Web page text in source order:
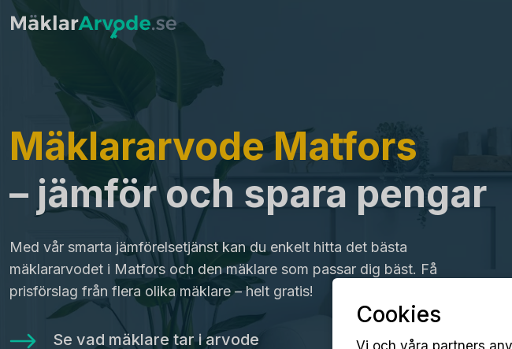
Mäklararvode Matfors
– jämför och spara pengar
Med vår smarta jämförelsetjänst kan du enkelt hitta det bästa
mäklararvodet i Matfors och den mäklare som passar dig bäst. Få
prisförslag från flera olika mäklare – helt gratis!
Se vad mäklare tar i arvode
Cookies
Vi och våra partners